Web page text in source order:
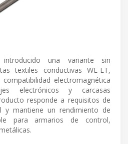
una variante sin
textiles conductivas WE-LT,
electromagnética
electrónicos y carcasas
responde a requisitos de
y mantiene un rendimiento de
para armarios de control,